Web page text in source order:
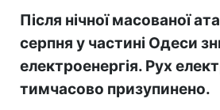
Після нічної масованої
серпня у частині Одеси
електроенергія. Рух
тимчасово призупинено.